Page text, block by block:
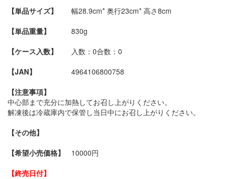
【単品サイズ】
幅28.9cm* 奥行23cm* 高さ8cm
【単品重量】
830g
【ケース入数】
入数：0合数：0
【JAN】
4964106800758
【注意事項】
中心部まで充分に加熱してお召し上がりください。
解凍後は冷蔵庫内で保管し当日中にお召し上がりください。
【その他】
【希望小売価格】
10000円
【終売日付】